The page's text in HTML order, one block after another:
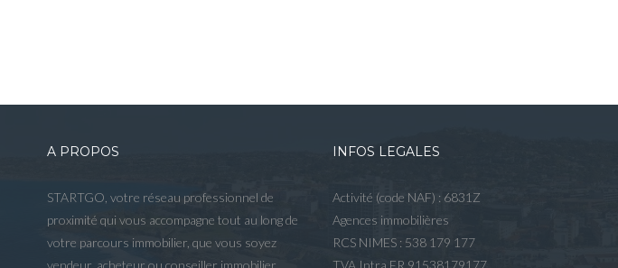
A PROPOS
STARTGO, votre réseau professionnel de
proximité qui vous accompagne tout au long de
votre parcours immobilier, que vous soyez
vendeur, acheteur ou conseiller immobilier,
INFOS LEGALES
Activité (code NAF) : 6831Z
Agences immobilières
RCS NIMES : 538 179 177
TVA Intra FR 91538179177